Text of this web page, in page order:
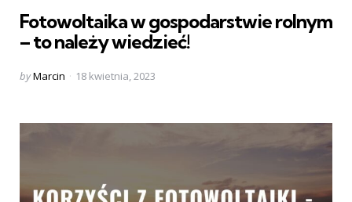
Fotowoltaika w gospodarstwie rolnym
– to należy wiedzieć!
Posted
byMarcin 18 kwietnia, 2023